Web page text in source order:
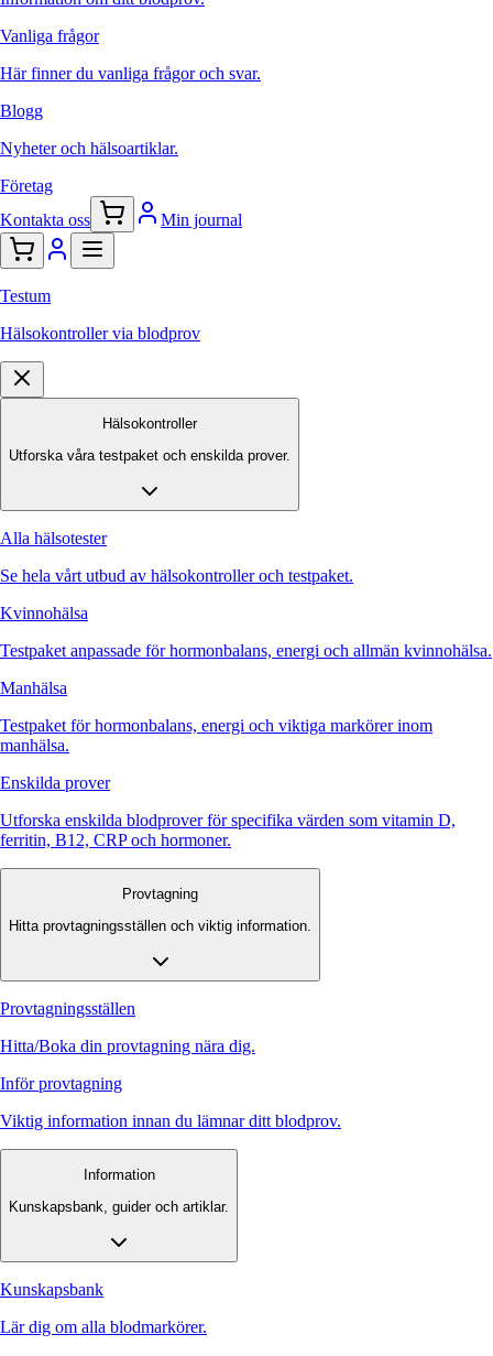
Vanliga frågor
Här finner du vanliga frågor och svar.
Blogg
Nyheter och hälsoartiklar.
Företag
Kontakta oss
Min journal
Testum
Hälsokontroller via blodprov
Hälsokontroller
Utforska våra testpaket och enskilda prover.
Alla hälsotester
Se hela vårt utbud av hälsokontroller och testpaket.
Kvinnohälsa
Testpaket anpassade för hormonbalans, energi och allmän kvinnohälsa.
Manhälsa
Testpaket för hormonbalans, energi och viktiga markörer inom
manhälsa.
Enskilda prover
Utforska enskilda blodprover för specifika värden som vitamin D,
ferritin, B12, CRP och hormoner.
Provtagning
Hitta provtagningsställen och viktig information.
Provtagningsställen
Hitta/Boka din provtagning nära dig.
Inför provtagning
Viktig information innan du lämnar ditt blodprov.
Information
Kunskapsbank, guider och artiklar.
Kunskapsbank
Lär dig om alla blodmarkörer.